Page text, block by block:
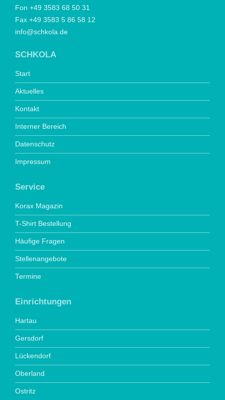
Fon +49 3583 68 50 31
Fax +49 3583 5 86 58 12
info@schkola.de
SCHKOLA
Start
Aktuelles
Kontakt
Interner Bereich
Datenschutz
Impressum
Service
Korax Magazin
T-Shirt Bestellung
Häufige Fragen
Stellenangebote
Termine
Einrichtungen
Hartau
Gersdorf
Lückendorf
Oberland
Ostritz